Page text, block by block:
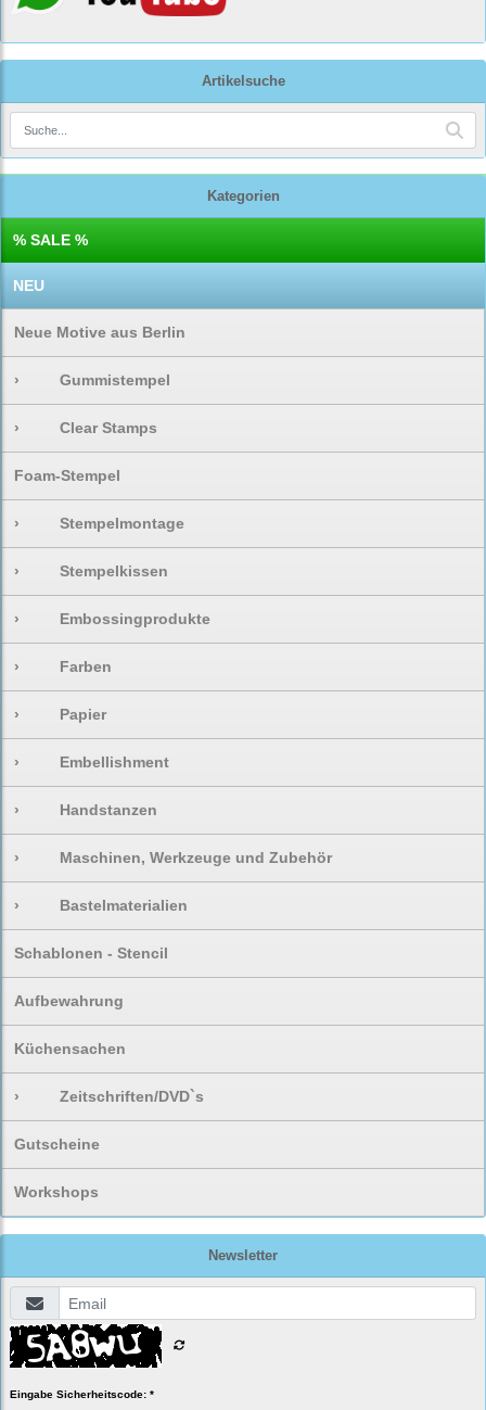
Artikelsuche
Kategorien
% SALE %
NEU
Neue Motive aus Berlin
› Gummistempel
› Clear Stamps
Foam-Stempel
› Stempelmontage
› Stempelkissen
› Embossingprodukte
› Farben
› Papier
› Embellishment
› Handstanzen
› Maschinen, Werkzeuge und Zubehör
› Bastelmaterialien
Schablonen - Stencil
Aufbewahrung
Küchensachen
› Zeitschriften/DVD`s
Gutscheine
Workshops
Newsletter
Eingabe Sicherheitscode: *